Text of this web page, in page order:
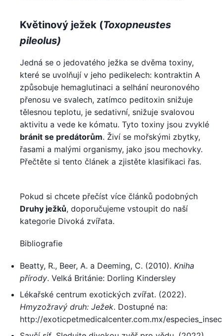
Květinový ježek (Toxopneustes
pileolus)
Jedná se o jedovatého ježka se dvěma toxiny,
které se uvolňují v jeho pedikelech: kontraktin A
způsobuje hemaglutinaci a selhání neuronového
přenosu ve svalech, zatímco peditoxin snižuje
tělesnou teplotu, je sedativní, snižuje svalovou
aktivitu a vede ke kómatu. Tyto toxiny jsou zvyklé
bránit se predátorům. Živí se mořskými zbytky,
řasami a malými organismy, jako jsou mechovky.
Přečtěte si tento článek a zjistěte klasifikaci řas.
Pokud si chcete přečíst více článků podobných
Druhy ježků, doporučujeme vstoupit do naší
kategorie Divoká zvířata.
Bibliografie
Beatty, R., Beer, A. a Deeming, C. (2010). Kniha
přírody. Velká Británie: Dorling Kindersley
Lékařské centrum exotických zvířat. (2022).
Hmyzožravý druh: Ježek. Dostupné na:
http://exoticpetmedicalcenter.com.mx/